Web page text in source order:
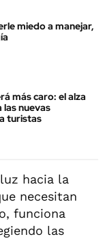
miedo a manejar,
más caro: el alza
las nuevas
turistas
hacia la
necesitan
funciona
las